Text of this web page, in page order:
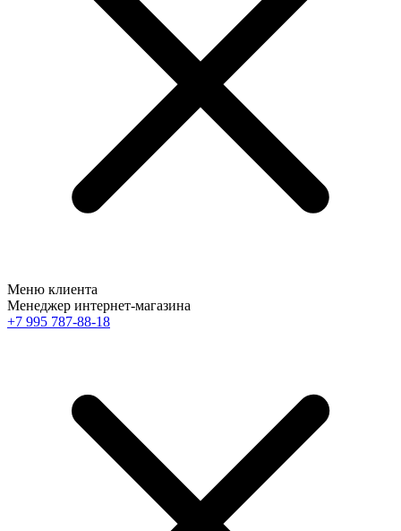
Меню клиента
Менеджер интернет-магазина
+7 995 787-88-18